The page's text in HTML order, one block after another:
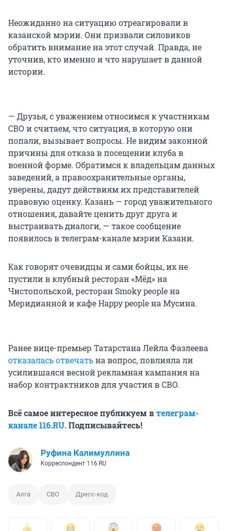
Неожиданно на ситуацию отреагировали в
казанской мэрии. Они призвали силовиков
обратить внимание на этот случай. Правда, не
уточнив, кто именно и что нарушает в данной
истории.
— Друзья, с уважением относимся к участникам
СВО и считаем, что ситуация, в которую они
попали, вызывает вопросы. Не видим законной
причины для отказа в посещении клуба в
военной форме. Обратимся к владельцам данных
заведений, а правоохранительные органы,
уверены, дадут действиям их представителей
правовую оценку. Казань — город уважительного
отношения, давайте ценить друг друга и
выстраивать диалоги, — такое сообщение
появилось в телеграм-канале мэрии Казани.
Как говорят очевидцы и сами бойцы, их не
пустили в клубный ресторан «Мёд» на
Чистопольской, ресторан Smoky people на
Меридианной и кафе Happy people на Мусина.
Ранее вице-премьер Татарстана Лейла Фазлеева
отказалась отвечатьна вопрос, повлияла ли
усилившаяся весной рекламная кампания на
набор контрактников для участия в СВО.
Всё самое интересное публикуем втелеграм-
канале 116.RU.Подписывайтесь!
Руфина Калимуллина
Корреспондент 116.RU
Алга СВО Дресс-код